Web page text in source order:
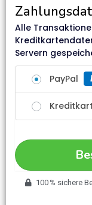
Alle
Servern
PayPal
100 % sichere